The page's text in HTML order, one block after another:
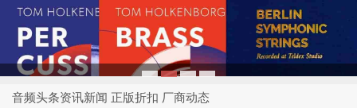
1 2 3 4
音频头条资讯新闻 正版折扣 厂商动态